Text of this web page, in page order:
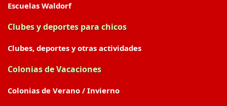
Escuelas Waldorf
Clubes y deportes para chicos
Clubes, deportes y otras actividades
Colonias de Vacaciones
Colonias de Verano / Invierno